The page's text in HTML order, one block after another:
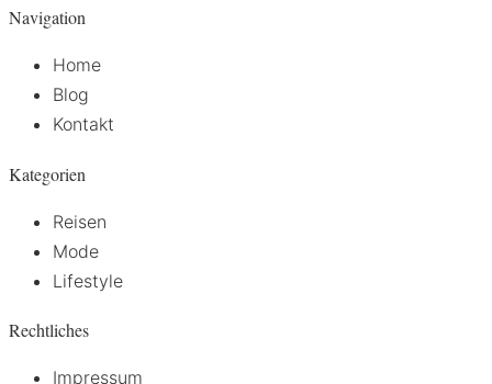
Navigation
Home
Blog
Kontakt
Kategorien
Reisen
Mode
Lifestyle
Rechtliches
Impressum